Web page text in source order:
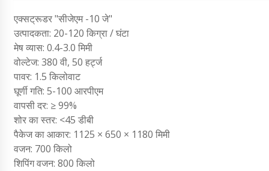
एक्सट्रूडर "सीजेएम -10 जे"
उत्पादकता: 20-120 किग्रा / घंटा
मेष व्यास: 0.4-3.0 मिमी
वोल्टेज: 380 वी, 50 हर्ट्ज
पावर: 1.5 किलोवाट
घूर्णी गति: 5-100 आरपीएम
वापसी दर: ≥ 99%
शोर का स्तर: <45 डीबी
पैकेज का आकार: 1125 × 650 × 1180 मिमी
वजन: 700 किलो
शिपिंग वजन: 800 किलो